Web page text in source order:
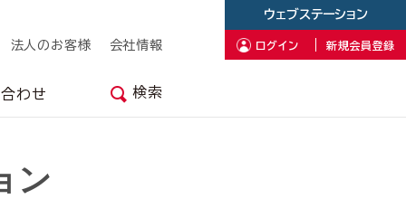
法人のお客様 会社情報
わせ 検索
ウェブステーション
ログイン 新規会員登録
ン